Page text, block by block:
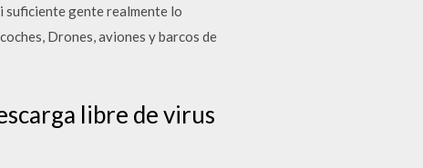
suficiente gente realmente lo
Drones, aviones y barcos de
libre de virus